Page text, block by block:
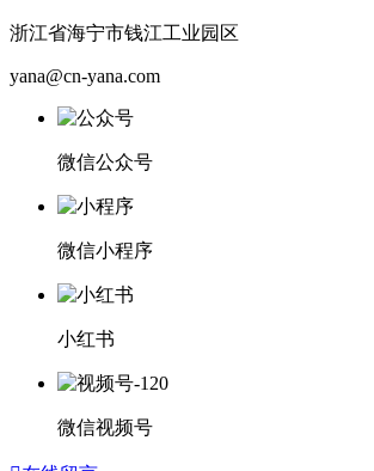
浙江省海宁市钱江工业园区
yana@cn-yana.com
微信公众号
微信小程序
小红书
微信视频号